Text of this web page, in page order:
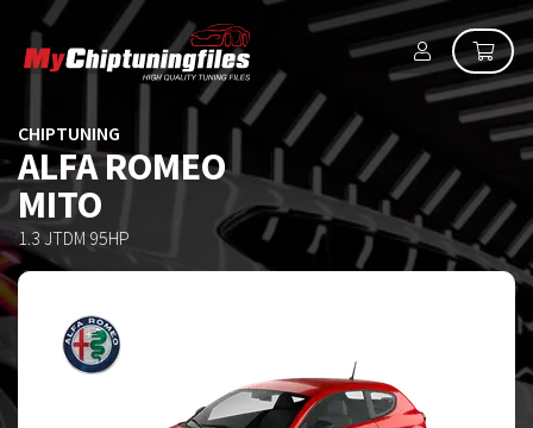
CHIPTUNING
ALFA ROMEO
MITO
1.3 JTDM 95HP